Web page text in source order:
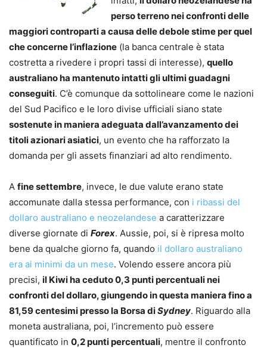
perso terreno nei confronti delle
maggiori controparti a causa delle debole stime per quel
che concerne l’inflazione (la banca centrale è stata
costretta a rivedere i propri tassi di interesse), quello
australiano ha mantenuto intatti gli ultimi guadagni
conseguiti. C’è comunque da sottolineare come le nazioni
del Sud Pacifico e le loro divise ufficiali siano state
sostenute in maniera adeguata dall’avanzamento dei
titoli azionari asiatici, un evento che ha rafforzato la
domanda per gli assets finanziari ad alto rendimento.
A fine settembre, invece, le due valute erano state
accomunate dalla stessa performance, con i ribassi del
dollaro australiano e neozelandese a caratterizzare
diverse giornate di Forex. Aussie, poi, si è ripresa molto
bene da qualche giorno fa, quando il dollaro australiano
era ai minimi da un mese. Volendo essere ancora più
precisi, il Kiwi ha ceduto 0,3 punti percentuali nei
confronti del dollaro, giungendo in questa maniera fino a
81,59 centesimi presso la Borsa diSydney. Riguardo alla
moneta australiana, poi, l’incremento può essere
quantificato in 0,2 punti percentuali, mentre il confronto